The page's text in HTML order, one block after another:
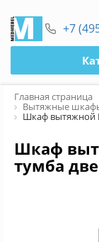
+7
Главная страница
Вытяжные
Шкаф вытяжной
Шкаф
тумба
воды